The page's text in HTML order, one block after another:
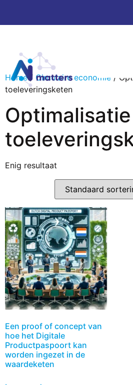
Home/ Circulaire economie /
toeleveringsketen
Enig resultaat
Een proof of concept van
hoe het Digitale
Productpaspoort kan
worden ingezet in de
waardeketen